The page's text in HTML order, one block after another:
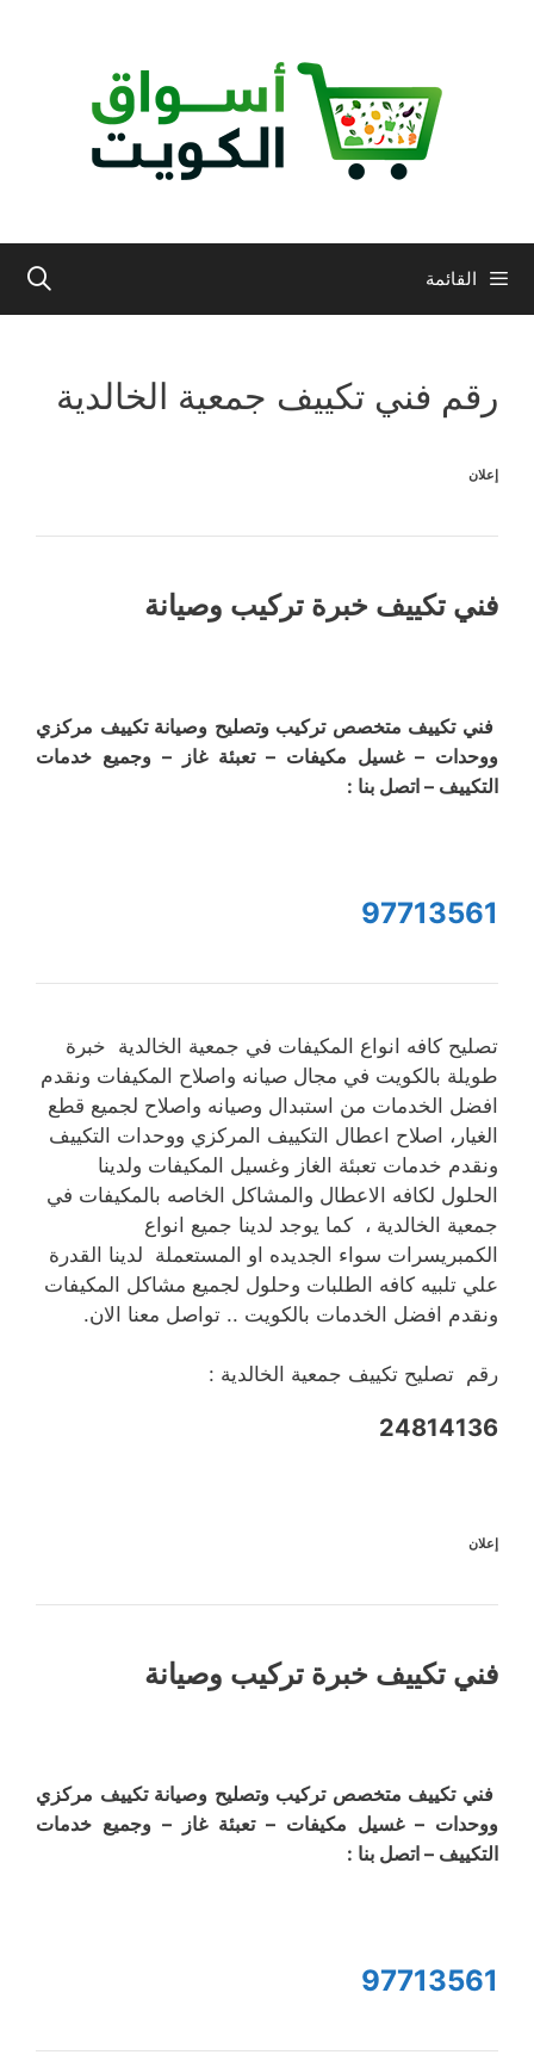
القائمة
رقم فني تكييف جمعية الخالدية
إعلان
فني تكييف خبرة تركيب وصيانة
فني تكييف متخصص تركيب وتصليح وصيانة تكييف مركزي
ووحدات – غسيل مكيفات – تعبئة غاز – وجميع خدمات
التكييف – اتصل بنا :
97713561
تصليح كافه انواع المكيفات في جمعية الخالدية خبرة
طويلة بالكويت في مجال صيانه واصلاح المكيفات ونقدم
افضل الخدمات من استبدال وصيانه واصلاح لجميع قطع
الغيار، اصلاح اعطال التكييف المركزي ووحدات التكييف
ونقدم خدمات تعبئة الغاز وغسيل المكيفات ولدينا
الحلول لكافه الاعطال والمشاكل الخاصه بالمكيفات في
جمعية الخالدية ، كما يوجد لدينا جميع انواع
الكمبريسرات سواء الجديده او المستعملة لدينا القدرة
علي تلبيه كافه الطلبات وحلول لجميع مشاكل المكيفات
ونقدم افضل الخدمات بالكويت .. تواصل معنا الان.
رقم تصليح تكييف جمعية الخالدية :
24814136
إعلان
فني تكييف خبرة تركيب وصيانة
فني تكييف متخصص تركيب وتصليح وصيانة تكييف مركزي
ووحدات – غسيل مكيفات – تعبئة غاز – وجميع خدمات
التكييف – اتصل بنا :
97713561